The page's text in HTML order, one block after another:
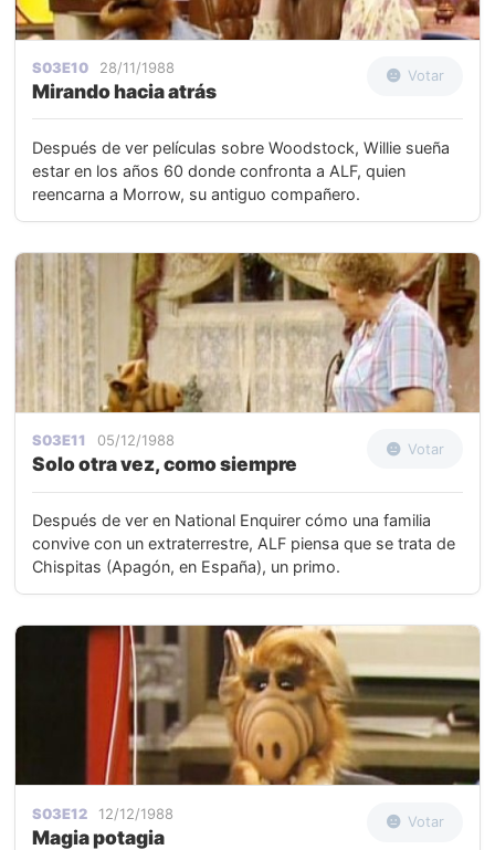
S03E10 28/11/1988
Mirando hacia atrás
Votar
Después de ver películas sobre Woodstock, Willie sueña
estar en los años 60 donde confronta a ALF, quien
reencarna a Morrow, su antiguo compañero.
S03E11 05/12/1988
Solo otra vez, como siempre
Votar
Después de ver en National Enquirer cómo una familia
convive con un extraterrestre, ALF piensa que se trata de
Chispitas (Apagón, en España), un primo.
S03E12 12/12/1988
Magia potagia
Votar